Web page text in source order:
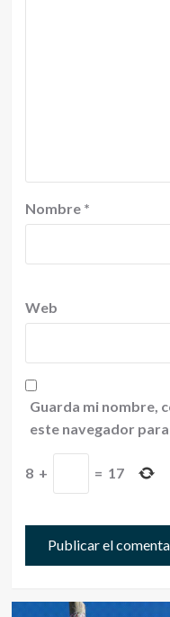
Nombre *
Web
Guarda mi nombre,
este navegador
8 + = 17